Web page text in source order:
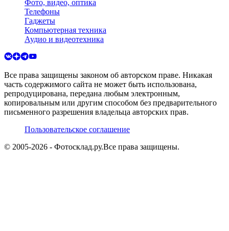
Фото, видео, оптика
Телефоны
Гаджеты
Компьютерная техника
Аудио и видеотехника
Все права защищены законом об авторском праве. Никакая
часть содержимого сайта не может быть использована,
репродуцирована, передана любым электронным,
копировальным или другим способом без предварительного
письменного разрешения владельца авторских прав.
Пользовательское соглашение
© 2005-2026 - Фотосклад.ру.Все права защищены.